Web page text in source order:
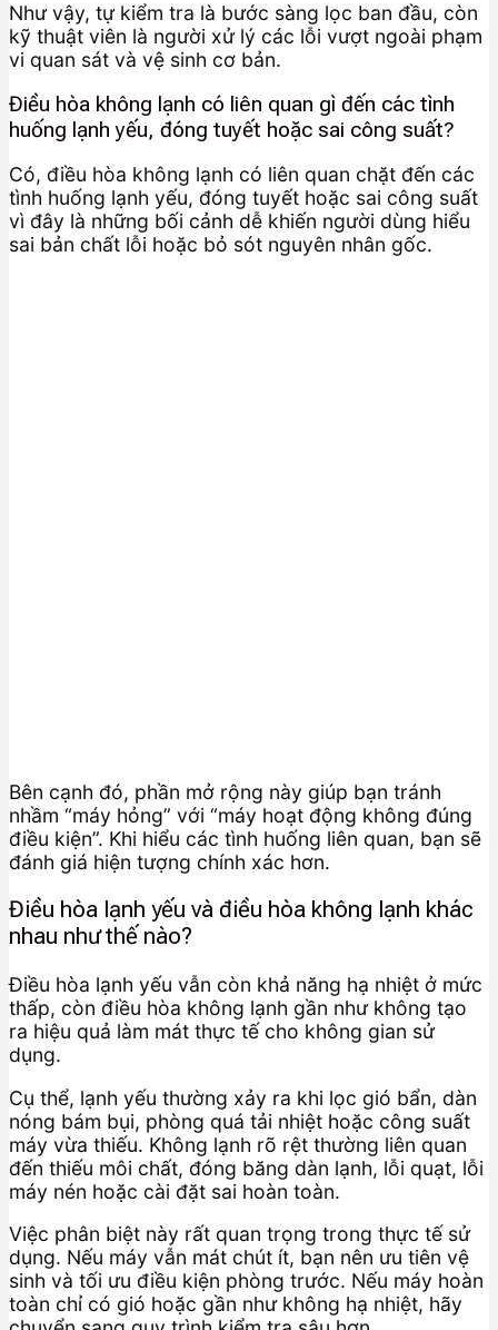
Như vậy, tự kiểm tra là bước sàng lọc ban đầu, còn
kỹ thuật viên là người xử lý các lỗi vượt ngoài phạm
vi quan sát và vệ sinh cơ bản.
Điều hòa không lạnh có liên quan gì đến các tình
huống lạnh yếu, đóng tuyết hoặc sai công suất?
Có, điều hòa không lạnh có liên quan chặt đến các
tình huống lạnh yếu, đóng tuyết hoặc sai công suất
vì đây là những bối cảnh dễ khiến người dùng hiểu
sai bản chất lỗi hoặc bỏ sót nguyên nhân gốc.
Bên cạnh đó, phần mở rộng này giúp bạn tránh
nhầm “máy hỏng” với “máy hoạt động không đúng
điều kiện”. Khi hiểu các tình huống liên quan, bạn sẽ
đánh giá hiện tượng chính xác hơn.
Điều hòa lạnh yếu và điều hòa không lạnh khác
nhau như thế nào?
Điều hòa lạnh yếu vẫn còn khả năng hạ nhiệt ở mức
thấp, còn điều hòa không lạnh gần như không tạo
ra hiệu quả làm mát thực tế cho không gian sử
dụng.
Cụ thể, lạnh yếu thường xảy ra khi lọc gió bẩn, dàn
nóng bám bụi, phòng quá tải nhiệt hoặc công suất
máy vừa thiếu. Không lạnh rõ rệt thường liên quan
đến thiếu môi chất, đóng băng dàn lạnh, lỗi quạt, lỗi
máy nén hoặc cài đặt sai hoàn toàn.
Việc phân biệt này rất quan trọng trong thực tế sử
dụng. Nếu máy vẫn mát chút ít, bạn nên ưu tiên vệ
sinh và tối ưu điều kiện phòng trước. Nếu máy hoàn
toàn chỉ có gió hoặc gần như không hạ nhiệt, hãy